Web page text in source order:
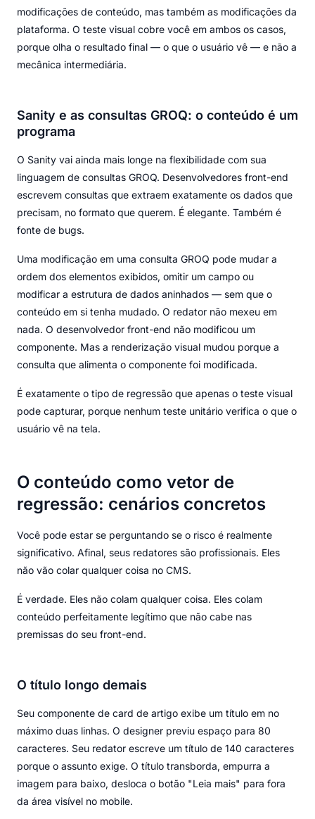
modificações de conteúdo, mas também as modificações da
plataforma. O teste visual cobre você em ambos os casos,
porque olha o resultado final — o que o usuário vê — e não a
mecânica intermediária.
Sanity e as consultas GROQ: o conteúdo é um
programa
O Sanity vai ainda mais longe na flexibilidade com sua
linguagem de consultas GROQ. Desenvolvedores front-end
escrevem consultas que extraem exatamente os dados que
precisam, no formato que querem. É elegante. Também é
fonte de bugs.
Uma modificação em uma consulta GROQ pode mudar a
ordem dos elementos exibidos, omitir um campo ou
modificar a estrutura de dados aninhados — sem que o
conteúdo em si tenha mudado. O redator não mexeu em
nada. O desenvolvedor front-end não modificou um
componente. Mas a renderização visual mudou porque a
consulta que alimenta o componente foi modificada.
É exatamente o tipo de regressão que apenas o teste visual
pode capturar, porque nenhum teste unitário verifica o que o
usuário vê na tela.
O conteúdo como vetor de
regressão: cenários concretos
Você pode estar se perguntando se o risco é realmente
significativo. Afinal, seus redatores são profissionais. Eles
não vão colar qualquer coisa no CMS.
É verdade. Eles não colam qualquer coisa. Eles colam
conteúdo perfeitamente legítimo que não cabe nas
premissas do seu front-end.
O título longo demais
Seu componente de card de artigo exibe um título em no
máximo duas linhas. O designer previu espaço para 80
caracteres. Seu redator escreve um título de 140 caracteres
porque o assunto exige. O título transborda, empurra a
imagem para baixo, desloca o botão "Leia mais" para fora
da área visível no mobile.